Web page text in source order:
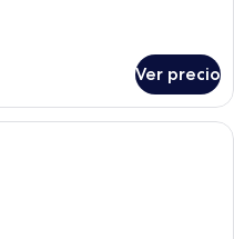
Ver precio
habitación con una cama